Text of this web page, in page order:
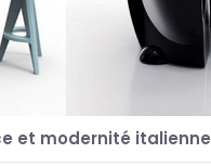
et modernité italienne